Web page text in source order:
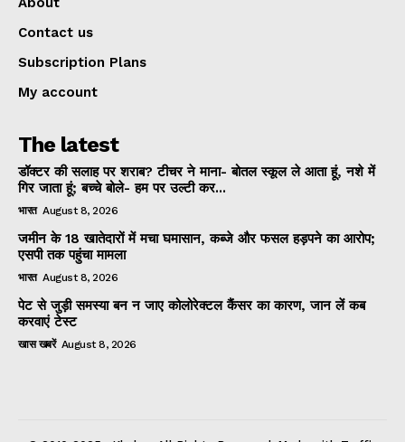
Contact us
Subscription Plans
My account
The latest
डॉक्टर की सलाह पर शराब? टीचर ने माना- बोतल स्कूल ले आता हूं, नशे में
गिर जाता हूं; बच्चे बोले- हम पर उल्टी कर...
भारत August 8, 2026
जमीन के 18 खातेदारों में मचा घमासान, कब्जे और फसल हड़पने का आरोप;
एसपी तक पहुंचा मामला
भारत August 8, 2026
पेट से जुड़ी समस्या बन न जाए कोलोरेक्टल कैंसर का कारण, जान लें कब
करवाएं टेस्ट
खास खबरें August 8, 2026